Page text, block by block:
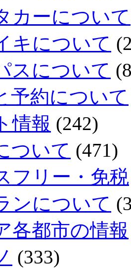
カーについて
キについて
スについて
予約について
情報 (242)
ついて (471)
フリー・免税
ンについて
各都市の情報
(333)